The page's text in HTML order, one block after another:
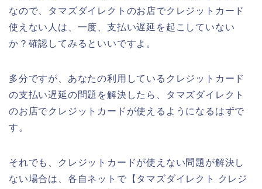
なので、タマズダイレクトのお店でクレジットカード
使えない人は、一度、支払い遅延を起こしていない
か？確認してみるといいですよ。
多分ですが、あなたの利用しているクレジットカード
の支払い遅延の問題を解決したら、タマズダイレクト
のお店でクレジットカードが使えるようになるはずで
す。
それでも、クレジットカードが使えない問題が解決し
ない場合は、各自ネットで【タマズダイレクト クレジ